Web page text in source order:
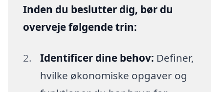
Inden du beslutter dig, bør du
overveje følgende trin:
Identificer dine behov: Definer,
hvilke økonomiske opgaver og